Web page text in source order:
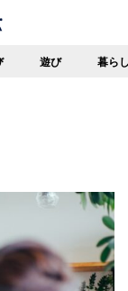
遊び 暮ら